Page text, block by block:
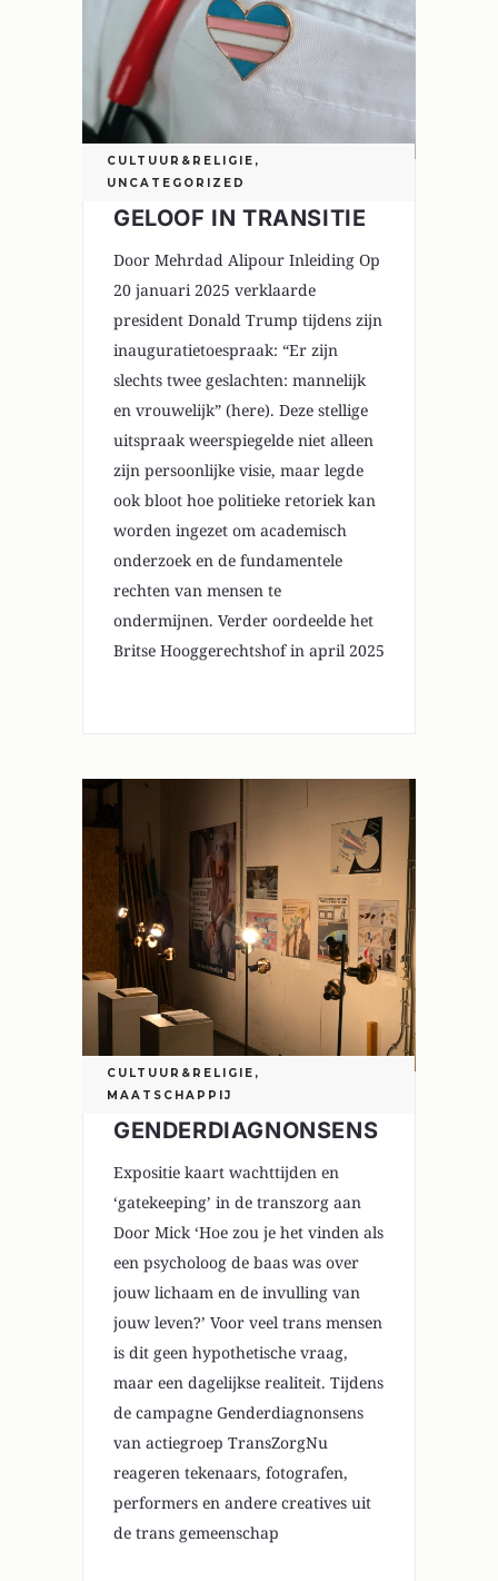
CULTUUR&RELIGIE ,
UNCATEGORIZED
GELOOF IN TRANSITIE
Door Mehrdad Alipour Inleiding Op
20 januari 2025 verklaarde
president Donald Trump tijdens zijn
inauguratietoespraak: “Er zijn
slechts twee geslachten: mannelijk
en vrouwelijk” (here). Deze stellige
uitspraak weerspiegelde niet alleen
zijn persoonlijke visie, maar legde
ook bloot hoe politieke retoriek kan
worden ingezet om academisch
onderzoek en de fundamentele
rechten van mensen te
ondermijnen. Verder oordeelde het
Britse Hooggerechtshof in april 2025
CULTUUR&RELIGIE ,
MAATSCHAPPIJ
GENDERDIAGNONSENS
Expositie kaart wachttijden en
‘gatekeeping’ in de transzorg aan
Door Mick ‘Hoe zou je het vinden als
een psycholoog de baas was over
jouw lichaam en de invulling van
jouw leven?’ Voor veel trans mensen
is dit geen hypothetische vraag,
maar een dagelijkse realiteit. Tijdens
de campagne Genderdiagnonsens
van actiegroep TransZorgNu
reageren tekenaars, fotografen,
performers en andere creatives uit
de trans gemeenschap